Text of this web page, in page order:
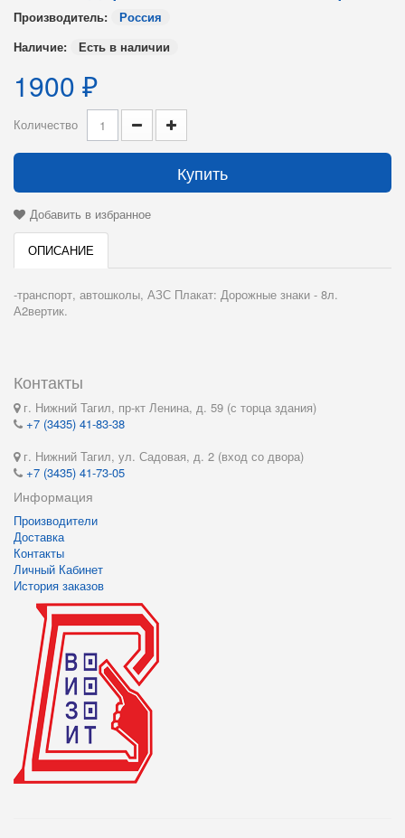
Производитель:
Россия
Наличие:
Есть в наличии
1900 ₽
Количество
Купить
Добавить в избранное
ОПИСАНИЕ
-транспорт, автошколы, АЗС Плакат: Дорожные знаки - 8л.
А2вертик.
Контакты
г. Нижний Тагил, пр-кт Ленина, д. 59 (с торца здания)
+7 (3435) 41-83-38
г. Нижний Тагил, ул. Садовая, д. 2 (вход со двора)
+7 (3435) 41-73-05
Информация
Производители
Доставка
Контакты
Личный Кабинет
История заказов